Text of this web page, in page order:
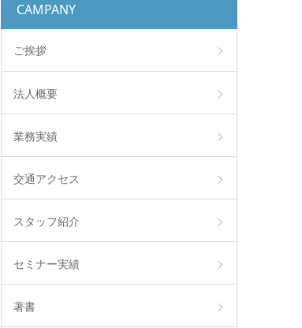
CAMPANY
ご挨拶
法人概要
業務実績
交通アクセス
スタッフ紹介
セミナー実績
著書